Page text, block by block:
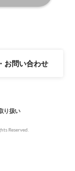
お問い合わせ
り扱い
Reserved.